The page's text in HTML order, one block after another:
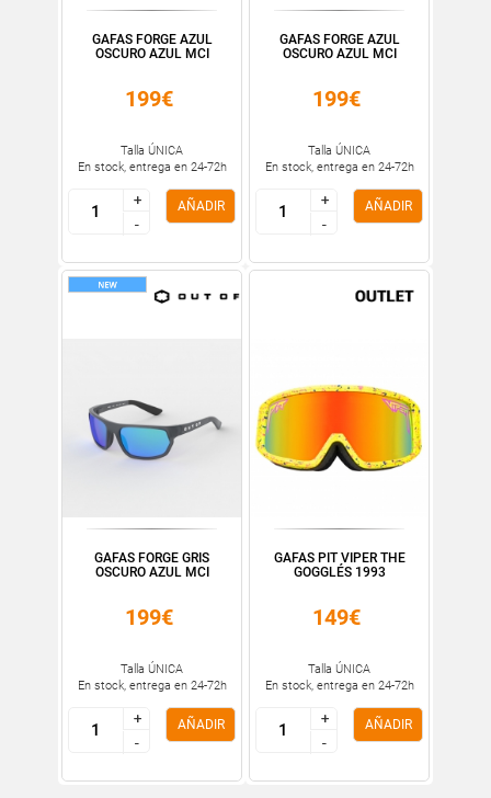
GAFAS FORGE AZUL
OSCURO AZUL MCI
199€
Talla ÚNICA
En stock, entrega en 24-72h
+
-
+
-
AÑADIR
GAFAS FORGE AZUL
OSCURO AZUL MCI
199€
Talla ÚNICA
En stock, entrega en 24-72h
+
-
+
-
AÑADIR
GAFAS FORGE GRIS
OSCURO AZUL MCI
199€
Talla ÚNICA
En stock, entrega en 24-72h
+
-
+
-
AÑADIR
GAFAS PIT VIPER THE
GOGGLÉS 1993
149€
Talla ÚNICA
En stock, entrega en 24-72h
+
-
+
-
AÑADIR